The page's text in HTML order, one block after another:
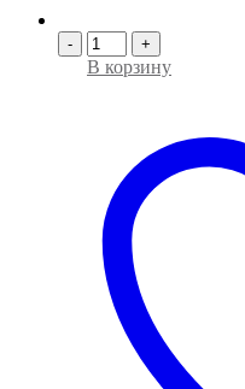
- +
В корзину